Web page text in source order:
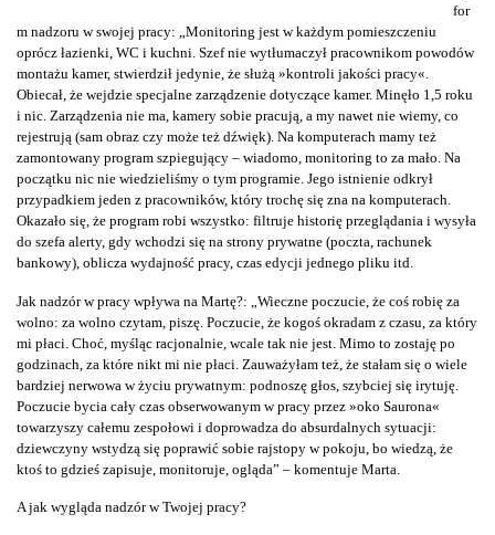
for
m nadzoru w swojej pracy: „Monitoring jest w każdym pomieszczeniu
oprócz łazienki, WC i kuchni. Szef nie wytłumaczył pracownikom powodów
montażu kamer, stwierdził jedynie, że służą »kontroli jakości pracy«.
Obiecał, że wejdzie specjalne zarządzenie dotyczące kamer. Minęło 1,5 roku
i nic. Zarządzenia nie ma, kamery sobie pracują, a my nawet nie wiemy, co
rejestrują (sam obraz czy może też dźwięk). Na komputerach mamy też
zamontowany program szpiegujący – wiadomo, monitoring to za mało. Na
początku nic nie wiedzieliśmy o tym programie. Jego istnienie odkrył
przypadkiem jeden z pracowników, który trochę się zna na komputerach.
Okazało się, że program robi wszystko: filtruje historię przeglądania i wysyła
do szefa alerty, gdy wchodzi się na strony prywatne (poczta, rachunek
bankowy), oblicza wydajność pracy, czas edycji jednego pliku itd.
Jak nadzór w pracy wpływa na Martę?: „Wieczne poczucie, że coś robię za
wolno: za wolno czytam, piszę. Poczucie, że kogoś okradam z czasu, za który
mi płaci. Choć, myśląc racjonalnie, wcale tak nie jest. Mimo to zostaję po
godzinach, za które nikt mi nie płaci. Zauważyłam też, że stałam się o wiele
bardziej nerwowa w życiu prywatnym: podnoszę głos, szybciej się irytuję.
Poczucie bycia cały czas obserwowanym w pracy przez »oko Saurona«
towarzyszy całemu zespołowi i doprowadza do absurdalnych sytuacji:
dziewczyny wstydzą się poprawić sobie rajstopy w pokoju, bo wiedzą, że
ktoś to gdzieś zapisuje, monitoruje, ogląda” – komentuje Marta.
A jak wygląda nadzór w Twojej pracy?